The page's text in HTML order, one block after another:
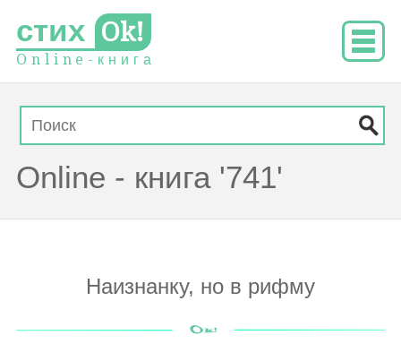
стих Ok!
O n l i n e - к н и г а
Online - книга '741'
Наизнанку, но в рифму